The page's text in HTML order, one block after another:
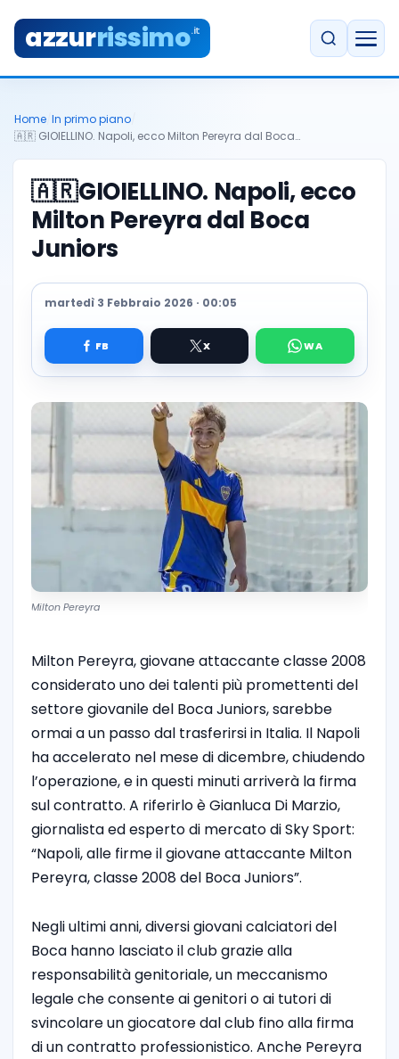
azzurrissimo.it
Home In primo piano
🇦🇷 GIOIELLINO. Napoli, ecco Milton Pereyra dal Boca…
🇦🇷GIOIELLINO. Napoli, ecco
Milton Pereyra dal Boca
Juniors
martedì 3 Febbraio 2026 · 00:05
Milton Pereyra
Milton Pereyra, giovane attaccante classe 2008
considerato uno dei talenti più promettenti del
settore giovanile del Boca Juniors, sarebbe
ormai a un passo dal trasferirsi in Italia. Il Napoli
ha accelerato nel mese di dicembre, chiudendo
l’operazione, e in questi minuti arriverà la firma
sul contratto. A riferirlo è Gianluca Di Marzio,
giornalista ed esperto di mercato di Sky Sport:
“Napoli, alle firme il giovane attaccante Milton
Pereyra, classe 2008 del Boca Juniors”.
Negli ultimi anni, diversi giovani calciatori del
Boca hanno lasciato il club grazie alla
responsabilità genitoriale, un meccanismo
legale che consente ai genitori o ai tutori di
svincolare un giocatore dal club fino alla firma
di un contratto professionistico. Anche Pereyra